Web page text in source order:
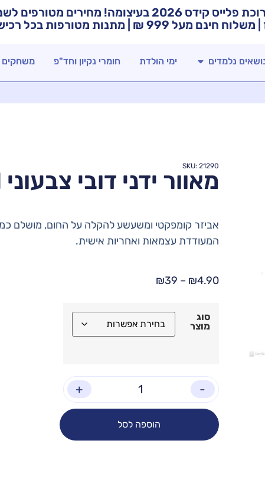
תערוכת פלייס קידס 2026 בעיצומה! מחירים
מעל 999 ₪ | מתנות מטורפות בכל רכישה!
נלמדים ימי הולדת חומרי נקיון וחד"פ משחקים
SKU: 21290
מאוור ידני דובי צבעוני 11 ס"מ
אביזר קומפקטי ומשעשע להקלה על החום, מושלם
המעודדת עצמאות ואחריות אישית.
₪4.90
–
₪39
סוג
מוצר
-
+
הוספה לסל